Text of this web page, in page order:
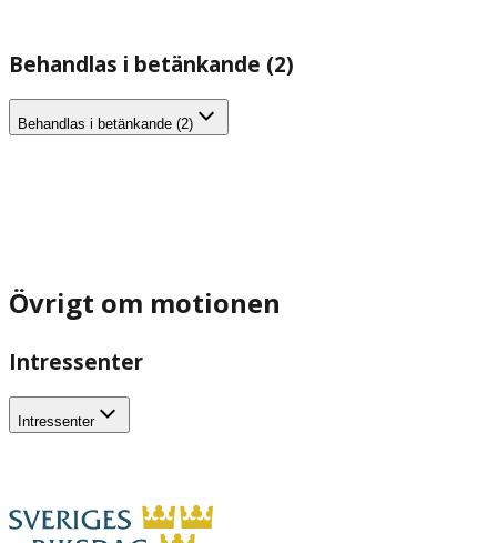
Behandlas i betänkande (2)
Behandlas i betänkande (2)
Övrigt om motionen
Intressenter
Intressenter